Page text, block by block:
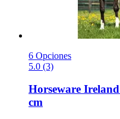
6 Opciones
5.0 (3)
Horseware Ireland
cm